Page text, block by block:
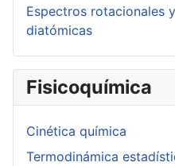
Espectros rotacionales
diatómicas
Fisicoquímica
Cinética química
Termodinámica